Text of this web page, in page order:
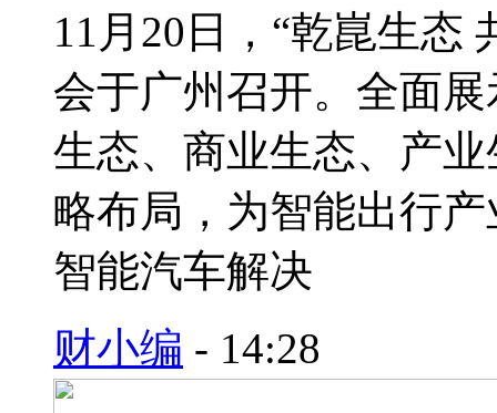
11月20日，“乾崑生态
会于广州召开。全面
生态、商业生态、产
略布局，为智能出行
智能汽车解决
财小编 - 14:28